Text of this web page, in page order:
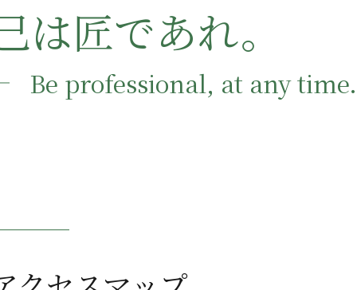
は匠であれ。
Be professional, at any time.